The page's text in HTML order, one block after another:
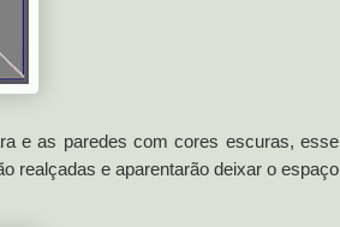
e as paredes com cores escuras, esse
realçadas e aparentarão deixar o espaço